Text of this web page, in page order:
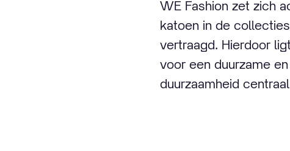
WE Fashion zet zich
katoen in de
vertraagd. Hierdoor
voor een duurzame
duurzaamheid